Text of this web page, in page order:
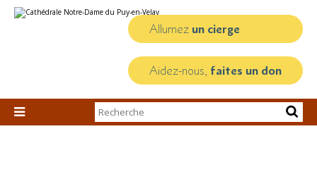
au
personnels
Allumez un cierge
Aidez-nous, faites un don

Chercher par
Recherche